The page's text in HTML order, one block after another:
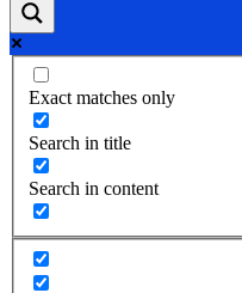
Exact matches only
Search in title
Search in content